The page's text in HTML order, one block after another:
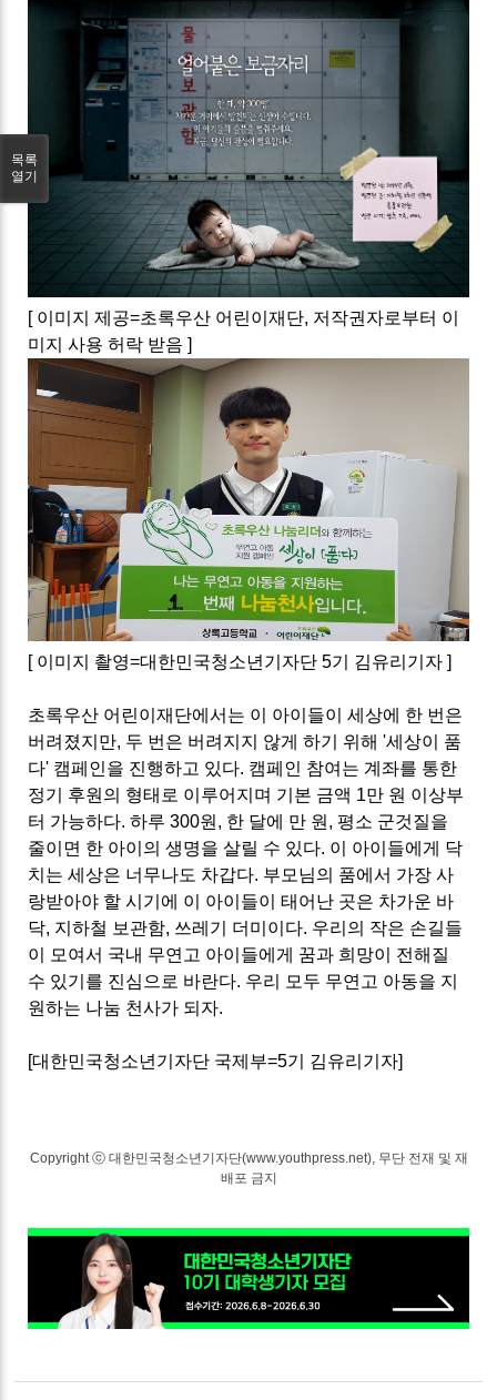
[ 이미지 제공=초록우산 어린이재단, 저작권자로부터 이
미지 사용 허락 받음 ]
[ 이미지 촬영=대한민국청소년기자단 5기 김유리기자 ]
초록우산 어린이재단에서는 이 아이들이 세상에 한 번은
버려졌지만, 두 번은 버려지지 않게 하기 위해 '세상이 품
다' 캠페인을 진행하고 있다. 캠페인 참여는 계좌를 통한
정기 후원의 형태로 이루어지며 기본 금액 1만 원 이상부
터 가능하다. 하루 300원, 한 달에 만 원, 평소 군것질을
줄이면 한 아이의 생명을 살릴 수 있다. 이 아이들에게 닥
치는 세상은 너무나도 차갑다. 부모님의 품에서 가장 사
랑받아야 할 시기에 이 아이들이 태어난 곳은 차가운 바
닥, 지하철 보관함, 쓰레기 더미이다. 우리의 작은 손길들
이 모여서 국내 무연고 아이들에게 꿈과 희망이 전해질
수 있기를 진심으로 바란다. 우리 모두 무연고 아동을 지
원하는 나눔 천사가 되자.
[대한민국청소년기자단 국제부=5기 김유리기자]
Copyright ⓒ 대한민국청소년기자단(www.youthpress.net), 무단 전재 및 재
배포 금지
목록
열기